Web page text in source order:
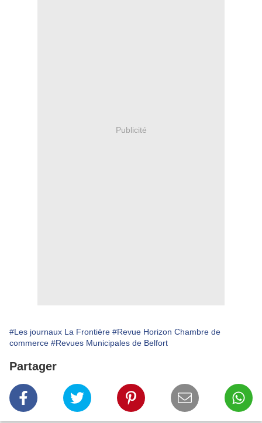
Publicité
#Les journaux La Frontière #Revue Horizon Chambre de
commerce #Revues Municipales de Belfort
Partager